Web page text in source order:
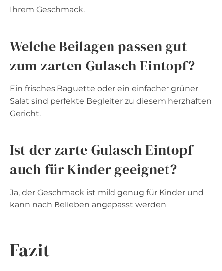
Ihrem Geschmack.
Welche Beilagen passen gut
zum zarten Gulasch Eintopf?
Ein frisches Baguette oder ein einfacher grüner
Salat sind perfekte Begleiter zu diesem herzhaften
Gericht.
Ist der zarte Gulasch Eintopf
auch für Kinder geeignet?
Ja, der Geschmack ist mild genug für Kinder und
kann nach Belieben angepasst werden.
Fazit